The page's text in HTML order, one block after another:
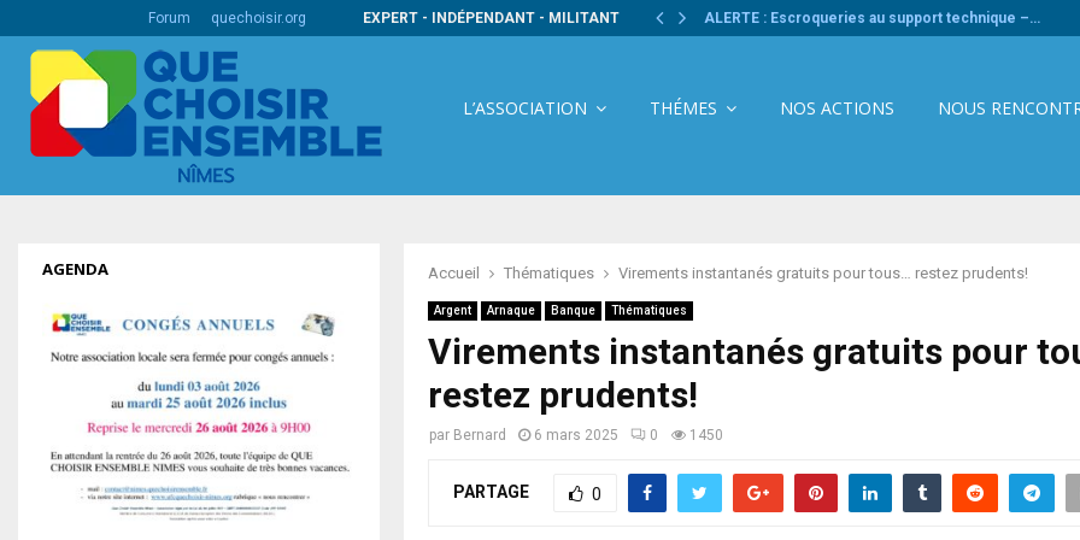
Forum quechoisir.org EXPERT - INDÉPENDANT - MILITANT
pour une démarche qualité au bénéfice… ALERTE : Escroqueries au support technique –…
L’ASSOCIATION THÉMES NOS ACTIONS NOUS
Accueil Thématiques Virements instantanés gratuits pour tous… restez prudents!
Argent Arnaque Banque Thématiques
Virements instantanés gratuits pour
restez prudents!
par Bernard 6 mars 2025 0 1450
PARTAGE 0
AGENDA